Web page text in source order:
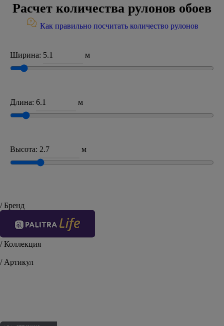
Расчет количества рулонов обоев
Как правильно посчитать количество рулонов
Ширина: м
Длина: м
Высота: м
/ Бренд
/ Коллекция
/ Артикул